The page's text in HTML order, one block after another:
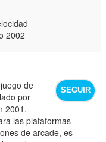
2002
SEGUIR
de
por
2001.
las plataformas
de arcade, es